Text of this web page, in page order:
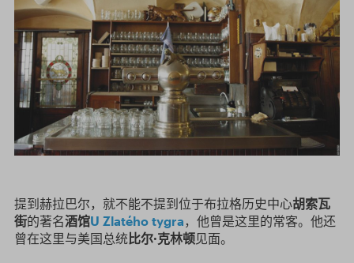
提到赫拉巴尔，就不能不提到位于布拉格历史中心胡索瓦
街的著名酒馆U Zlatého tygra ，他曾是这里的常客。他还
曾在这里与美国总统 比尔·克林顿见面。